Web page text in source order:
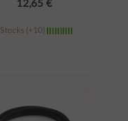
12,65 €
Stocks (+10)